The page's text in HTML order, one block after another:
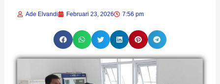
Ade Elvandi Februari 23, 2026 7:56 pm